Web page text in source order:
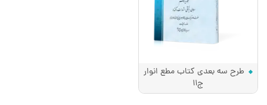
طرح سه بعدی کتاب مطع انوار
ج11